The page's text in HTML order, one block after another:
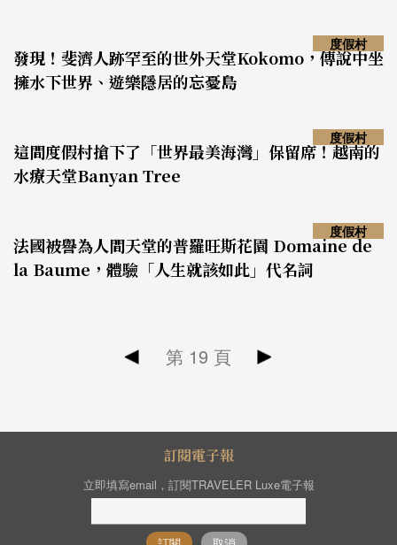
發現！斐濟人跡罕至的世外天堂Kokomo，傳說中坐
擁水下世界、遊樂隱居的忘憂島
度假村
這間度假村搶下了「世界最美海灣」保留席！越南的
水療天堂Banyan Tree
度假村
法國被譽為人間天堂的普羅旺斯花園 Domaine de
la Baume，體驗「人生就該如此」代名詞
度假村
第 19 頁
訂閱電子報
立即填寫email，訂閱TRAVELER Luxe電子報